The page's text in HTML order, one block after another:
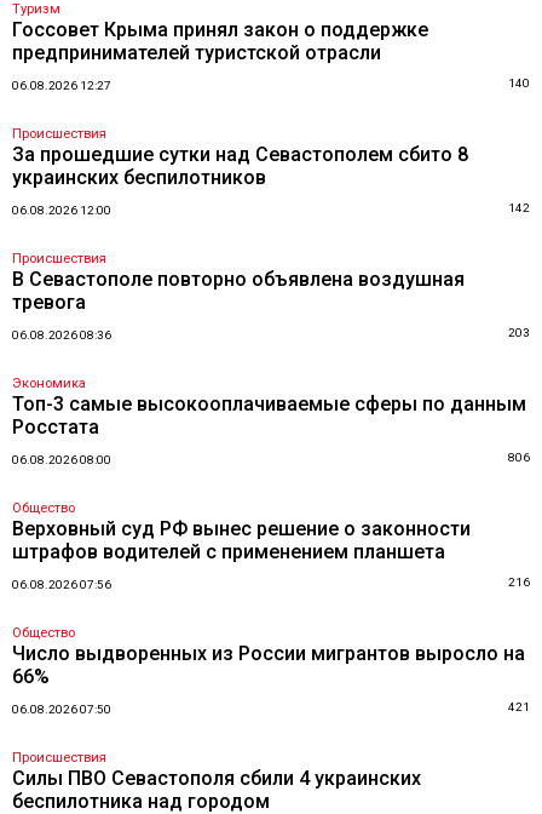
Туризм
Госсовет Крыма принял закон о поддержке
предпринимателей туристской отрасли
06.08.2026 12:27 140
Происшествия
За прошедшие сутки над Севастополем сбито 8
украинских беспилотников
06.08.2026 12:00 142
Происшествия
В Севастополе повторно объявлена воздушная
тревога
06.08.2026 08:36 203
Экономика
Топ-3 самые высокооплачиваемые сферы по данным
Росстата
06.08.2026 08:00 806
Общество
Верховный суд РФ вынес решение о законности
штрафов водителей с применением планшета
06.08.2026 07:56 216
Общество
Число выдворенных из России мигрантов выросло на
66%
06.08.2026 07:50 421
Происшествия
Силы ПВО Севастополя сбили 4 украинских
беспилотника над городом